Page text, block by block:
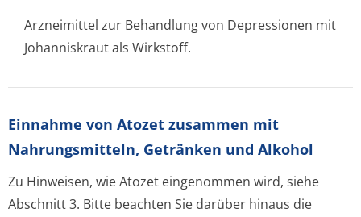
Arzneimittel zur Behandlung von Depressionen mit
Johanniskraut als Wirkstoff.
Einnahme von Atozet zusammen mit
Nahrungsmitteln, Getränken und Alkohol
Zu Hinweisen, wie Atozet eingenommen wird, siehe
Abschnitt 3. Bitte beachten Sie darüber hinaus die